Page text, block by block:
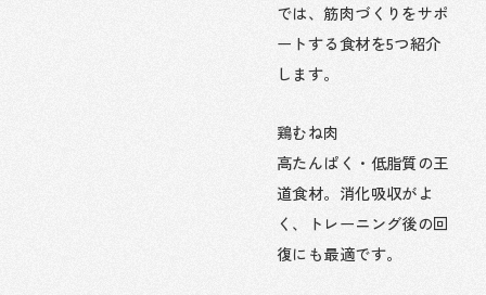
では、筋肉づくりをサポ
ートする食材を5つ紹介
します。
鶏むね肉
高たんぱく・低脂質の王
道食材。消化吸収がよ
く、トレーニング後の回
復にも最適です。